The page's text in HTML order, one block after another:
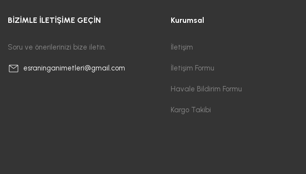
BİZİMLE İLETİŞİME GEÇİN
Soru ve önerilerinizi bize iletin.
esraninganimetleri@gmail.com
Kurumsal
İletişim
İletişim Formu
Havale Bildirim Formu
Kargo Takibi